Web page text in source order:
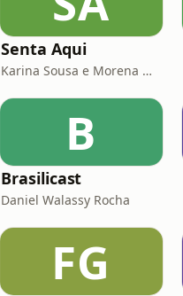
Senta Aqui
Karina Sousa e Morena Mariah
B
Brasilicast
Daniel Walassy Rocha
FG